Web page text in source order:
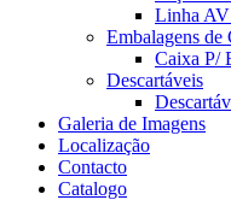
Linha
Embalagens de
Caixa P/
Descartáveis
Galeria de Imagens
Localização
Contacto
Catalogo